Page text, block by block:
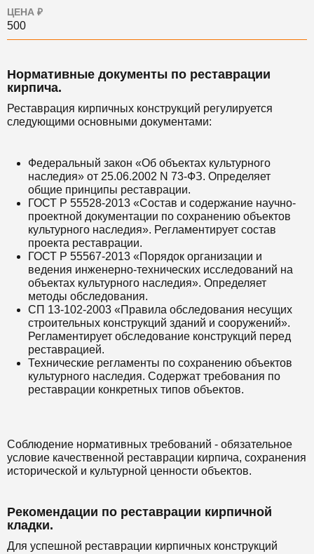
ЦЕНА ₽
500
Нормативные документы по реставрации
кирпича.
Реставрация кирпичных конструкций регулируется
следующими основными документами:
Федеральный закон «Об объектах культурного
наследия» от 25.06.2002 N 73-ФЗ. Определяет
общие принципы реставрации.
ГОСТ Р 55528-2013 «Состав и содержание научно-
проектной документации по сохранению объектов
культурного наследия». Регламентирует состав
проекта реставрации.
ГОСТ Р 55567-2013 «Порядок организации и
ведения инженерно-технических исследований на
объектах культурного наследия». Определяет
методы обследования.
СП 13-102-2003 «Правила обследования несущих
строительных конструкций зданий и сооружений».
Регламентирует обследование конструкций перед
реставрацией.
Технические регламенты по сохранению объектов
культурного наследия. Содержат требования по
реставрации конкретных типов объектов.
Соблюдение нормативных требований - обязательное
условие качественной реставрации кирпича, сохранения
исторической и культурной ценности объектов.
Рекомендации по реставрации кирпичной
кладки.
Для успешной реставрации кирпичных конструкций